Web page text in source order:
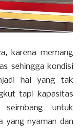
karena memang
sehingga kondisi
hal yang tak
tapi kapasitas
untuk
yang nyaman dan